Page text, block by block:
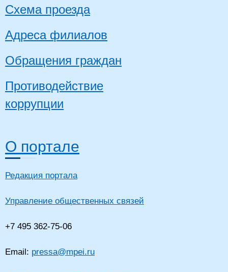
Схема проезда
Адреса филиалов
Обращения граждан
Противодействие
коррупции
О портале
Редакция портала
Управление общественных связей
+7 495 362-75-06
Email: pressa@mpei.ru